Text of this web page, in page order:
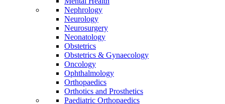
Nephrology
Neurology
Neurosurgery
Neonatology
Obstetrics
Obstetrics & Gynaecology
Oncology
Ophthalmology
Orthopaedics
Orthotics and Prosthetics
Paediatric Orthopaedics